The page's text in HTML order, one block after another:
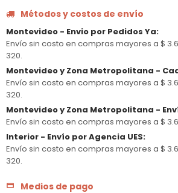
Métodos y costos de envío
Montevideo - Envio por Pedidos Ya:
Envío sin costo en compras mayores a $
320.
Montevideo y Zona Metropolitana -
Envío sin costo en compras mayores a $
320.
Montevideo y Zona Metropolitana -
Envío sin costo en compras mayores a $
Interior - Envío por Agencia UES:
Envío sin costo en compras mayores a $
320.
Medios de pago